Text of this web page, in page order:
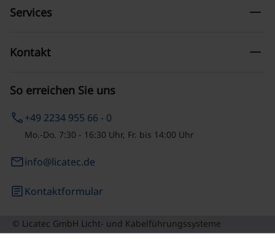
So erreichen Sie uns
phone+49 2234 955 66 - 0
Mo.-Do. 7:30 - 16:30 Uhr, Fr. bis 14:00 Uhr
emailinfo@licatec.de
articleKontaktformular
Services remove
Kontakt remove
© Licatec GmbH Licht- und Kabelführungssysteme